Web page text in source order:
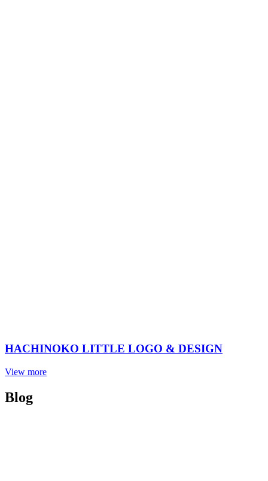
HACHINOKO LITTLE LOGO & DESIGN
View more
Blog